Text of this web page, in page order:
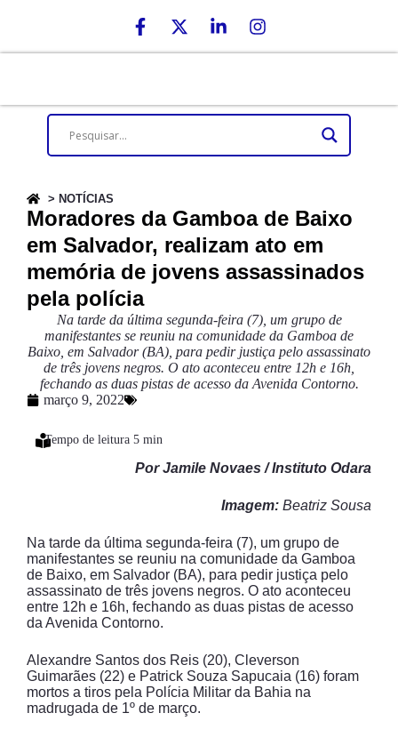
> NOTÍCIAS
Moradores da Gamboa de Baixo
em Salvador, realizam ato em
memória de jovens assassinados
pela polícia
Na tarde da última segunda-feira (7), um grupo de
manifestantes se reuniu na comunidade da Gamboa de
Baixo, em Salvador (BA), para pedir justiça pelo assassinato
de três jovens negros. O ato aconteceu entre 12h e 16h,
fechando as duas pistas de acesso da Avenida Contorno.
março 9, 2022
Por Jamile Novaes /Instituto Odara
Imagem: Beatriz Sousa
Na tarde da última segunda-feira (7), um grupo de
manifestantes se reuniu na comunidade da Gamboa
de Baixo, em Salvador (BA), para pedir justiça pelo
assassinato de três jovens negros. O ato aconteceu
entre 12h e 16h, fechando as duas pistas de acesso
da Avenida Contorno.
Alexandre Santos dos Reis (20), Cleverson
Guimarães (22) e Patrick Souza Sapucaia (16) foram
mortos a tiros pela Polícia Militar da Bahia na
madrugada de 1º de março.